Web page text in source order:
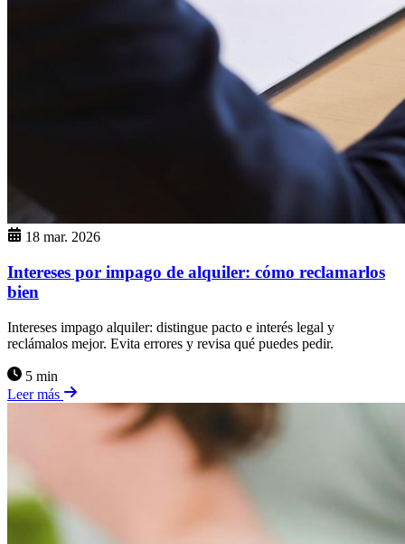
18 mar. 2026
Intereses por impago de alquiler: cómo reclamarlos
bien
Intereses impago alquiler: distingue pacto e interés legal y
reclámalos mejor. Evita errores y revisa qué puedes pedir.
5 min
Leer más